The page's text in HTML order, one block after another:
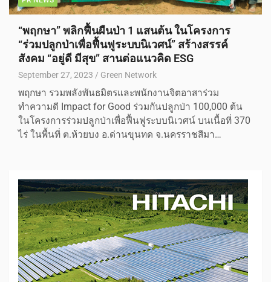
“พฤกษา” พลิกฟื้นผืนป่า 1 แสนต้น ในโครงการ
“ร่วมปลูกป่าเพื่อฟื้นฟูระบบนิเวศน์” สร้างสรรค์
สังคม “อยู่ดี มีสุข” สานต่อแนวคิด ESG
September 27, 2023 Green Network
พฤกษา รวมพลังพันธมิตรและพนักงานจิตอาสาร่วม
ทำความดี Impact for Good ร่วมกันปลูกป่า 100,000 ต้น
ในโครงการร่วมปลูกป่าเพื่อฟื้นฟูระบบนิเวศน์ บนเนื้อที่ 370
ไร่ ในพื้นที่ ต.ห้วยบง อ.ด่านขุนทด จ.นครราชสีมา…